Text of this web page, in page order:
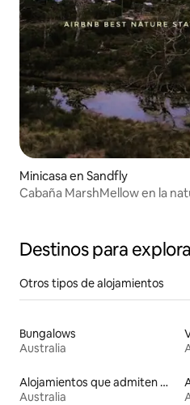
Minicasa en Sandfly
Cabaña MarshMellow en la
Destinos para
Otros tipos de alojamientos
Bungalows
Australia
Alojamientos que admiten mascotas
Australia